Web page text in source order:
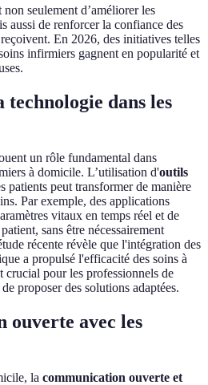
seulement d’améliorer les
aussi de renforcer la confiance des
En 2026, des initiatives telles
infirmiers gagnent en popularité et
dans les
un rôle fundamental dans
à domicile. L’utilisation d'outils
patients peut transformer de manière
Par exemple, des applications
vitaux en temps réel et de
sans être nécessairement
récente révèle que l'intégration des
a propulsé l'efficacité des soins à
pour les professionnels de
proposer des solutions adaptées.
ouverte avec les
la communication ouverte et